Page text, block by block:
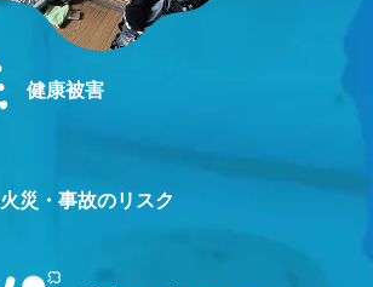
健康被害
火災・事故のリスク